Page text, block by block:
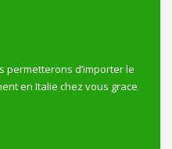
permetterons d’importer le
en Italie chez vous grace